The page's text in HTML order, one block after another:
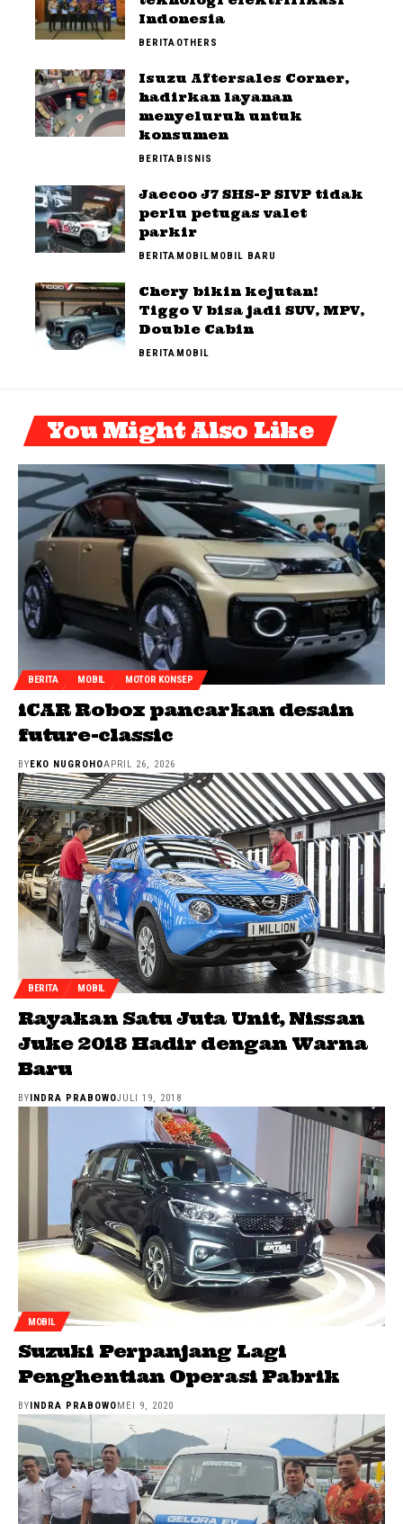
Indonesia
BERITAOTHERS
Isuzu Aftersales Corner,
hadirkan layanan
menyeluruh untuk
konsumen
BERITABISNIS
Jaecoo J7 SHS-P SIVP tidak
perlu petugas valet
parkir
BERITAMOBILMOBIL BARU
Chery bikin kejutan!
Tiggo V bisa jadi SUV, MPV,
Double Cabin
BERITAMOBIL
You Might Also Like
BERITA MOBIL MOTOR KONSEP
iCAR Robox pancarkan desain
future-classic
BYEKO NUGROHOAPRIL 26, 2026
BERITA MOBIL
Rayakan Satu Juta Unit, Nissan
Juke 2018 Hadir dengan Warna
Baru
BYINDRA PRABOWOJULI 19, 2018
MOBIL
Suzuki Perpanjang Lagi
Penghentian Operasi Pabrik
BY INDRA PRABOWO MEI 9, 2020